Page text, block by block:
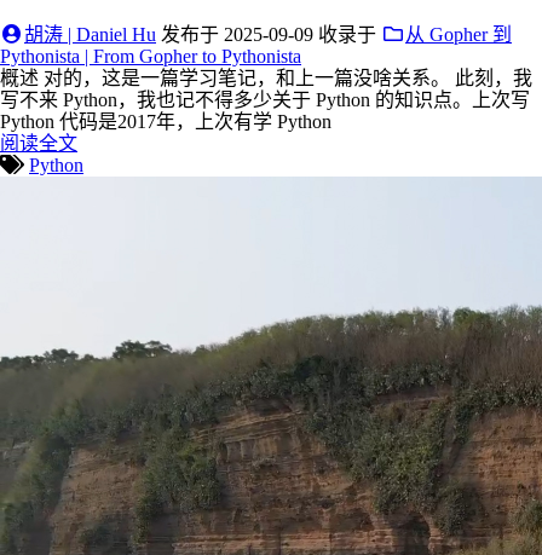
胡涛 | Daniel Hu 发布于 2025-09-09 收录于
从 Gopher 到
Pythonista | From Gopher to Pythonista
概述 对的，这是一篇学习笔记，和上一篇没啥关系。 此刻，我
写不来 Python，我也记不得多少关于 Python 的知识点。上次写
Python 代码是2017年，上次有学 Python
阅读全文
Python